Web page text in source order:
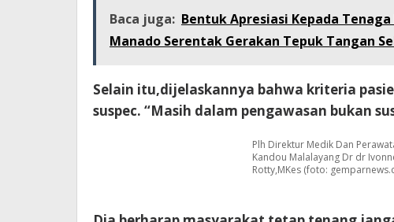
Baca juga: Bentuk Apresiasi Kepada Tenaga
Manado Serentak Gerakan Tepuk Tangan
Selain itu,dijelaskannya bahwa kriteria
suspec. “Masih dalam pengawasan bukan
Plh Direktur Medik Dan
Kandou Malalayang Dr dr
Rotty,MKes (foto: